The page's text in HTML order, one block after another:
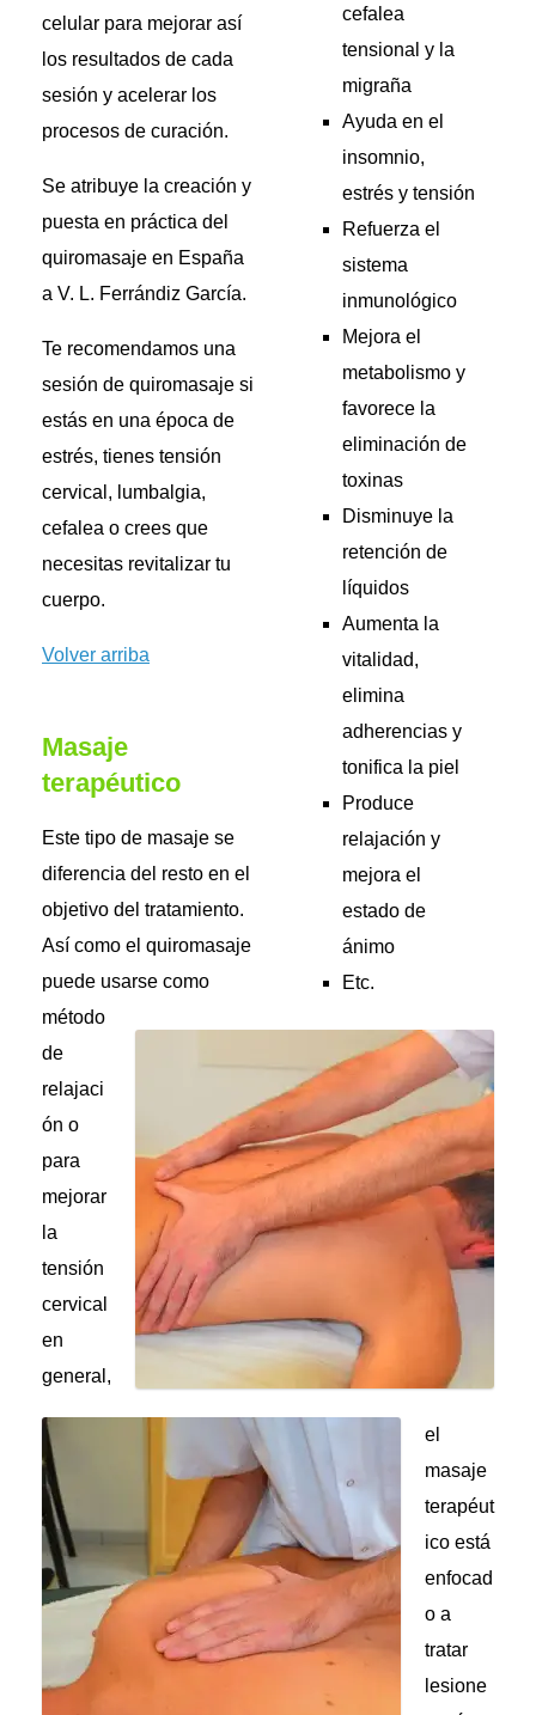
cefalea
tensional y la
migraña
Ayuda en el
insomnio,
estrés y tensión
Refuerza el
sistema
inmunológico
Mejora el
metabolismo y
favorece la
eliminación de
toxinas
Disminuye la
retención de
líquidos
Aumenta la
vitalidad,
elimina
adherencias y
tonifica la piel
Produce
relajación y
mejora el
estado de
ánimo
Etc.
celular para mejorar así
los resultados de cada
sesión y acelerar los
procesos de curación.
Se atribuye la creación y
puesta en práctica del
quiromasaje en España
a V. L. Ferrándiz García.
Te recomendamos una
sesión de quiromasaje si
estás en una época de
estrés, tienes tensión
cervical, lumbalgia,
cefalea o crees que
necesitas revitalizar tu
cuerpo.
Volver arriba
Masaje
terapéutico
Este tipo de masaje se
diferencia del resto en el
objetivo del tratamiento.
Así como el quiromasaje
puede usarse como
método
de
relajaci
ón o
para
mejorar
la
tensión
cervical
en
general,
el
masaje
terapéut
ico está
enfocad
o a
tratar
lesione